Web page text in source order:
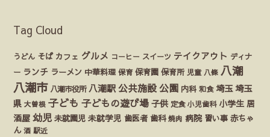
Tag Cloud
うどん そば カフェ グルメ コーヒー スイーツ テイクアウト ディナ
ー ランチ ラーメン 中華料理 保育 保育園 保育所 児童 八條 八潮
八潮市 八潮市役所 八潮駅 公共施設 公園 内科 和食 埼玉 埼玉
県 大曽根 子ども 子どもの遊び場 子供 定食 小児歯科 小学生 居
酒屋 幼児 未就園児 未就学児 歯医者 歯科 焼肉 病院 習い事 赤ちゃ
ん 酒 駅近